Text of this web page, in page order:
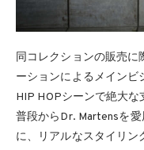
同コレクションの販売に
ーションによるメインビ
HIP HOPシーンで絶大な
普段からDr. Martensを
に、リアルなスタイリン